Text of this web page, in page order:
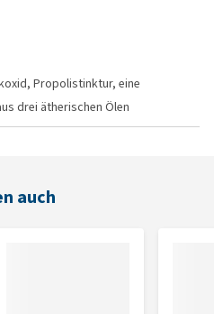
Propolistinktur, eine
drei ätherischen Ölen
auch